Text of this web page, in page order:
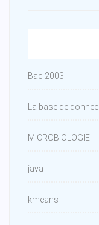
Bac 2003
La base de donnee
MICROBIOLOGIE
java
kmeans